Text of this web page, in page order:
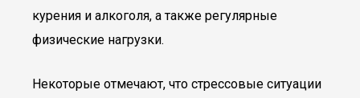
курения и алкоголя, а также регулярные
физические нагрузки.
Некоторые отмечают, что стрессовые ситуации